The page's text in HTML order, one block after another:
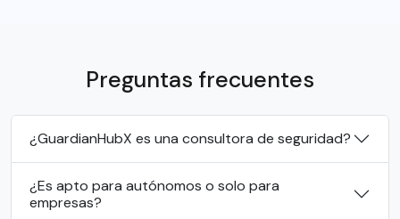
Preguntas frecuentes
¿GuardianHubX es una consultora de seguridad?
¿Es apto para autónomos o solo para
empresas?